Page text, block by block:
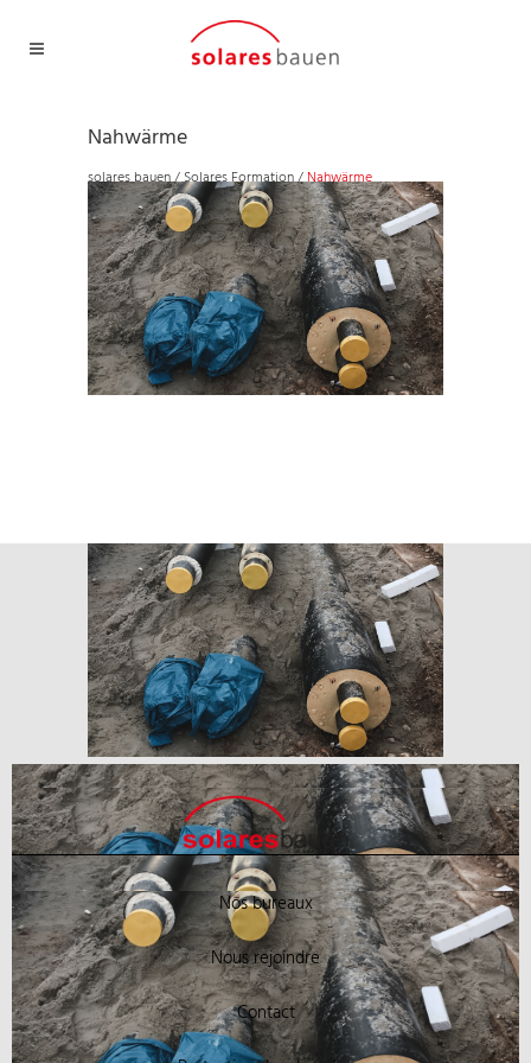
Nahwärme
solares bauen/Solares Formation/Nahwärme
Nos bureaux
Nous rejoindre
Contact